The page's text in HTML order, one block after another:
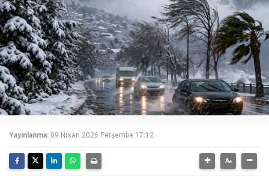
Yayınlanma: 09 Nisan 2026 Perşembe 17:12